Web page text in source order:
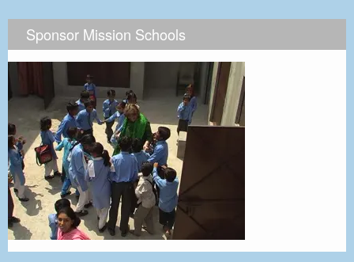
Sponsor Mission Schools